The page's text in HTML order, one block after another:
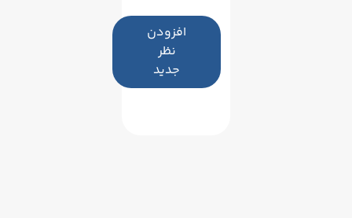
افزودن
نظر
جدید